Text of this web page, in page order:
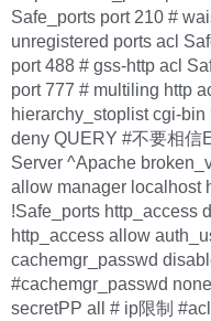
Safe_ports port 210 #
unregistered ports acl
port 488 # gss-http acl
port 777 # multiling http
hierarchy_stoplist cgi-
deny QUERY #不要相信
Server ^Apache
allow manager localhost
!Safe_ports http_access
http_access allow
cachemgr_passwd
#cachemgr_passwd
secretPP all # ip限制